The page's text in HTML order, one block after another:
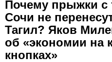
Почему прыжки с
Сочи не
Тагил? Яков
об «экономии на
кнопках»